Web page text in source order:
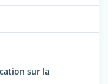
sur la